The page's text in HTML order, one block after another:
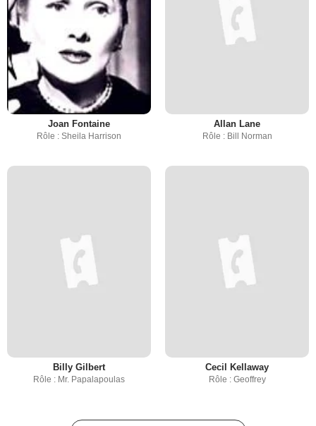
Joan Fontaine
Rôle : Sheila Harrison
Allan Lane
Rôle : Bill Norman
Billy Gilbert
Rôle : Mr. Papalapoulas
Cecil Kellaway
Rôle : Geoffrey